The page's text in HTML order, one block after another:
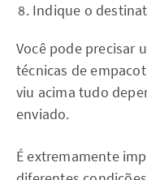
Indique o
Você pode precisar
técnicas de
viu acima tudo
enviado.
É extremamente